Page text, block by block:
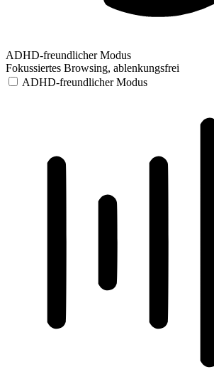
ADHD-freundlicher Modus
Fokussiertes Browsing, ablenkungsfrei
ADHD-freundlicher Modus